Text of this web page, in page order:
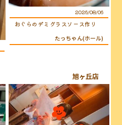
2026/08/06
おぐらのデミグラスソース作り
たっちゃん(ホール)
旭ヶ丘店